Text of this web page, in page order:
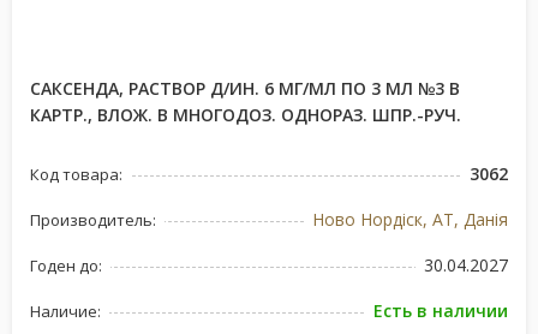
САКСЕНДА, РАСТВОР Д/ИН. 6 МГ/МЛ ПО 3 МЛ №3 В
КАРТР., ВЛОЖ. В МНОГОДОЗ. ОДНОРАЗ. ШПР.-РУЧ.
Код товара: 3062
Производитель: Ново Нордіск, АТ, Данія
Годен до: 30.04.2027
Наличие:
Есть в наличии